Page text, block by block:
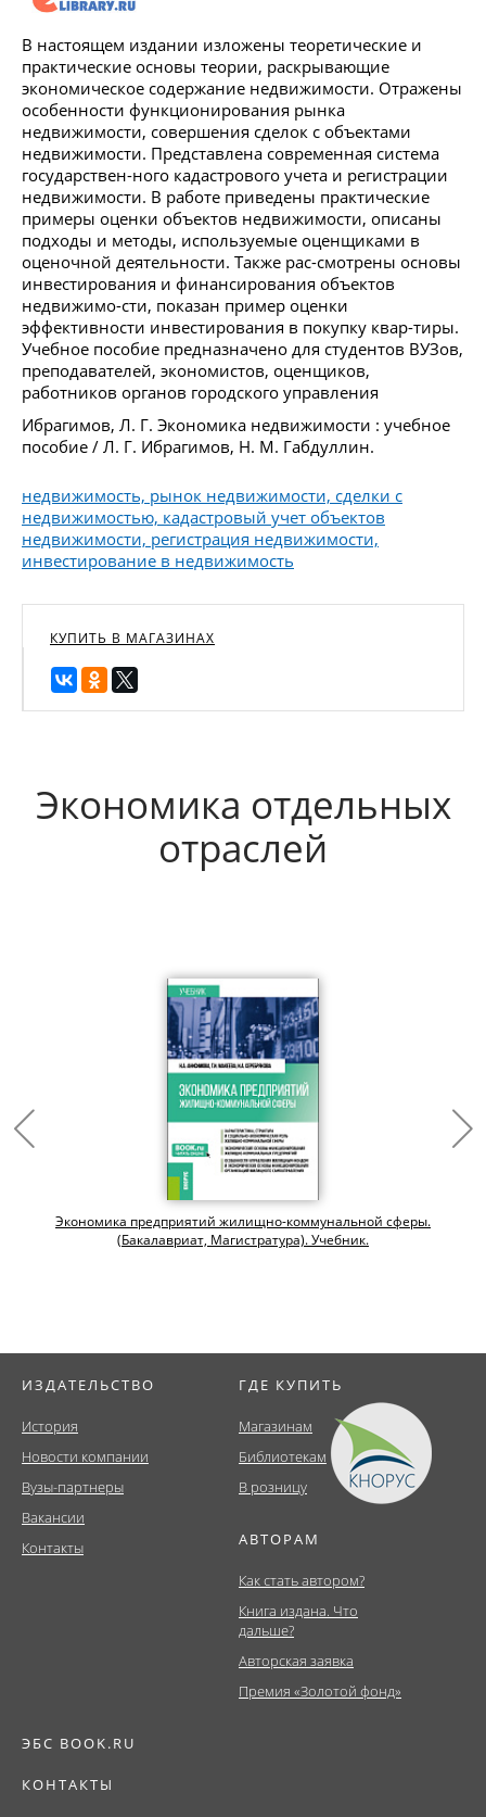
В настоящем издании изложены теоретические и
практические основы теории, раскрывающие
экономическое содержание недвижимости. Отражены
особенности функционирования рынка
недвижимости, совершения сделок с объектами
недвижимости. Представлена современная система
государствен-ного кадастрового учета и регистрации
недвижимости. В работе приведены практические
примеры оценки объектов недвижимости, описаны
подходы и методы, используемые оценщиками в
оценочной деятельности. Также рас-смотрены основы
инвестирования и финансирования объектов
недвижимо-сти, показан пример оценки
эффективности инвестирования в покупку квар-тиры.
Учебное пособие предназначено для студентов ВУЗов,
преподавателей, экономистов, оценщиков,
работников органов городского управления
Ибрагимов, Л. Г. Экономика недвижимости : учебное
пособие / Л. Г. Ибрагимов, Н. М. Габдуллин.
недвижимость, рынок недвижимости, сделки с
недвижимостью, кадастровый учет объектов
недвижимости, регистрация недвижимости,
инвестирование в недвижимость
КУПИТЬ В МАГАЗИНАХ
Экономика отдельных
отраслей
Экономика предприятий жилищно-коммунальной сферы.
(Бакалавриат, Магистратура). Учебник.
ИЗДАТЕЛЬСТВО
История
Новости компании
Вузы-партнеры
Вакансии
Контакты
ГДЕ КУПИТЬ
Магазинам
Библиотекам
В розницу
АВТОРАМ
Как стать автором?
Книга издана. Что
дальше?
Авторская заявка
Премия «Золотой фонд»
ЭБС BOOK.RU
КОНТАКТЫ